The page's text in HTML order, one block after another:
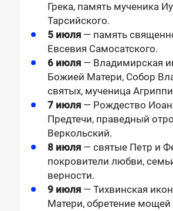
Грека, память мученика
Тарсийского.
5 июля — память
Евсевия Самосатского.
6 июля — Владимирская
Божией Матери, Собор
святых, мученица
7 июля — Рождество
Предтечи, праведный
Веркольский.
8 июля — святые Петр и
покровители любви,
верности.
9 июля — Тихвинская
Матери, обретение мощей